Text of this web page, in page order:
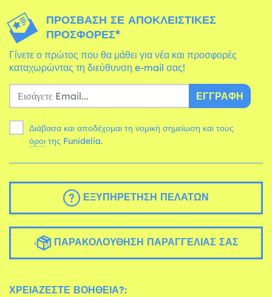
ΠΡΌΣΒΑΣΗ ΣΕ ΑΠΟΚΛΕΙΣΤΙΚΈΣ
ΠΡΟΣΦΟΡΈΣ*
Γίνετε ο πρώτος που θα μάθει για νέα και προσφορές
καταχωρώντας τη διεύθυνση e-mail σας!
ΕΓΓΡΑΦΉ
Διάβασα και αποδέχομαι τη νομική σημείωση και τους
όροι της Funidelia.
ΕΞΥΠΗΡΈΤΗΣΗ ΠΕΛΑΤΏΝ
ΠΑΡΑΚΟΛΟΎΘΗΣΗ ΠΑΡΑΓΓΕΛΊΑΣ ΣΑΣ
ΧΡΕΙΆΖΕΣΤΕ ΒΟΉΘΕΙΑ?: